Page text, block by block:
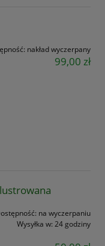
nakład wyczerpany
99,00 zł
na wyczerpaniu
Wysyłka w: 24 godziny